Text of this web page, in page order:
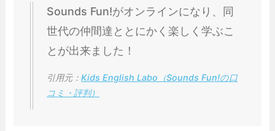
Sounds Fun!がオンラインになり、同
世代の仲間達ととにかく楽しく学ぶこ
とが出来ました！
引用元：Kids English Labo（Sounds Fun!の口
コミ・評判）